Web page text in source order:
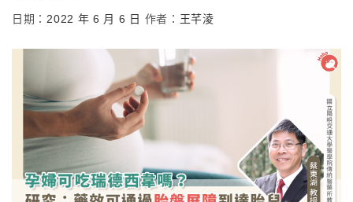
日期： 2022 年 6 月 6 日 作者： 王芊淩